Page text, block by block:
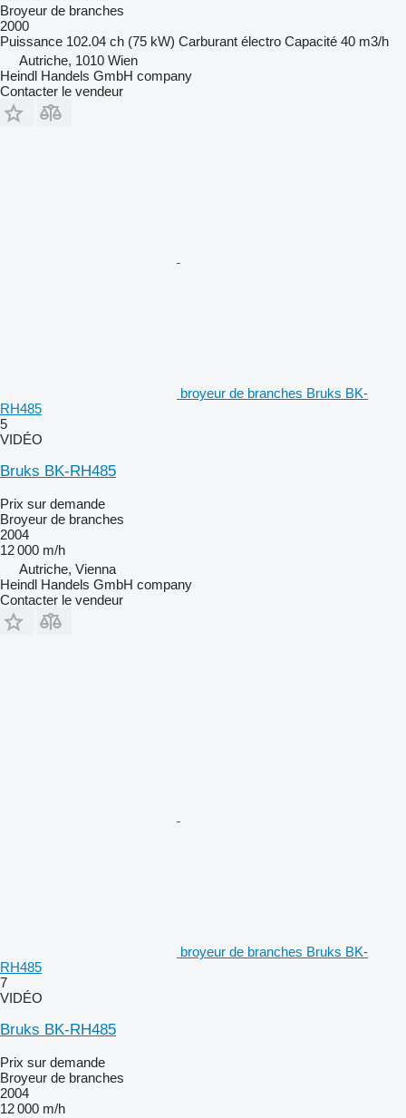
Broyeur de branches
2000
Puissance 102.04 ch (75 kW) Carburant électro Capacité 40 m3/h
Autriche, 1010 Wien
Heindl Handels GmbH company
Contacter le vendeur
broyeur de branches Bruks BK-
RH485
5
VIDÉO
Bruks BK-RH485
Prix sur demande
Broyeur de branches
2004
12 000 m/h
Autriche, Vienna
Heindl Handels GmbH company
Contacter le vendeur
broyeur de branches Bruks BK-
RH485
7
VIDÉO
Bruks BK-RH485
Prix sur demande
Broyeur de branches
2004
12 000 m/h